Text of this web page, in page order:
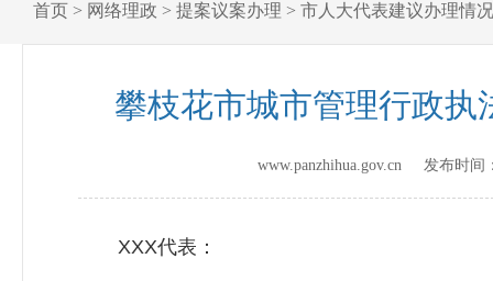
首页 > 网络理政 > 提案议案办理 > 市人大代表建议办理情况
攀枝花市城市管理行政执
www.panzhihua.gov.cn 发布时间
XXX代表：